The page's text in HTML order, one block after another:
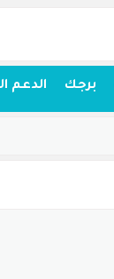
برجك الدعم